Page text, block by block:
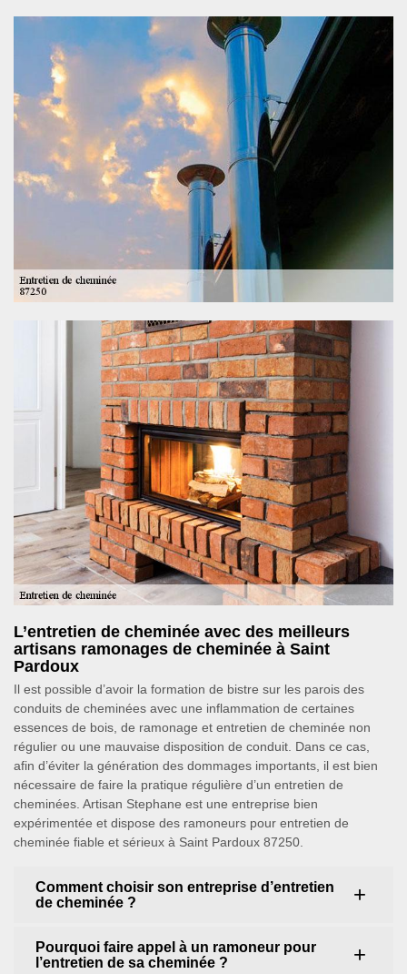
L’entretien de cheminée avec des meilleurs
artisans ramonages de cheminée à Saint
Pardoux
Il est possible d’avoir la formation de bistre sur les parois des
conduits de cheminées avec une inflammation de certaines
essences de bois, de ramonage et entretien de cheminée non
régulier ou une mauvaise disposition de conduit. Dans ce cas,
afin d’éviter la génération des dommages importants, il est bien
nécessaire de faire la pratique régulière d’un entretien de
cheminées. Artisan Stephane est une entreprise bien
expérimentée et dispose des ramoneurs pour entretien de
cheminée fiable et sérieux à Saint Pardoux 87250.
Comment choisir son entreprise d’entretien
de cheminée ?
Pourquoi faire appel à un ramoneur pour
l’entretien de sa cheminée ?